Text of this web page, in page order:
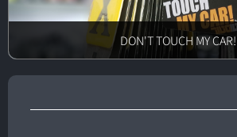
!DON'T TOUCH MY CAR